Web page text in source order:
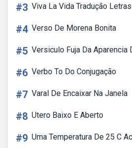
#3 Viva La Vida Tradução Letras
#4 Verso De Morena Bonita
#5 Versiculo Fuja Da Aparencia
#6 Verbo To Do Conjugação
#7 Varal De Encaixar Na Janela
#8 Utero Baixo E Aberto
#9 Uma Temperatura De 25 C